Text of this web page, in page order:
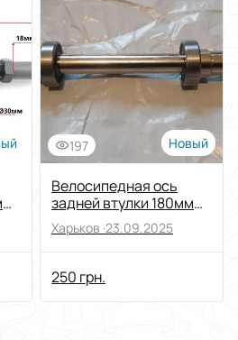
До
Применить
197 Новый
Велосипедная ось
задней втулки 180мм
на пром подшипниках
6200rs
Харьков ·23.09.2025
250 грн.